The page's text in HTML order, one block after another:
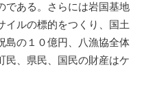
である。さらには岩国基地
イルの標的をつくり、国土
島の１０億円、八漁協全体
民、県民、国民の財産はケ